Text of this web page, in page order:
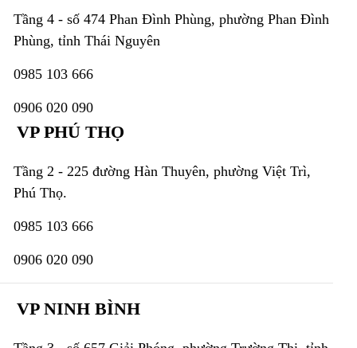
Tầng 4 - số 474 Phan Đình Phùng, phường Phan Đình
Phùng, tỉnh Thái Nguyên
0985 103 666
0906 020 090
VP PHÚ THỌ
Tầng 2 - 225 đường Hàn Thuyên, phường Việt Trì,
Phú Thọ.
0985 103 666
0906 020 090
VP NINH BÌNH